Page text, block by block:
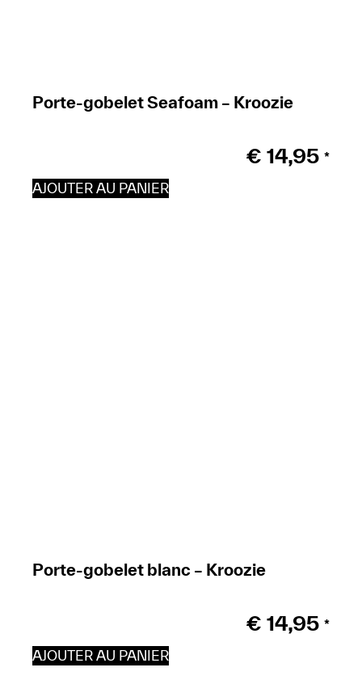
Porte-gobelet Seafoam – Kroozie
€ 14,95 *
AJOUTER AU PANIER
Porte-gobelet blanc – Kroozie
€ 14,95 *
AJOUTER AU PANIER